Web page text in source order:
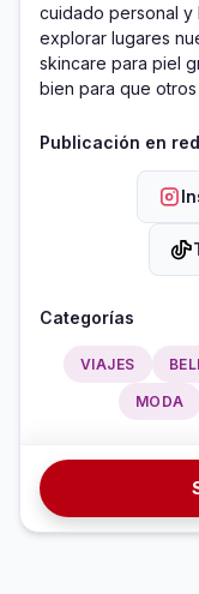
cuidado personal y
explorar lugares
skincare para piel
bien para que
Publicación en
Categorías
VIAJES
MODA